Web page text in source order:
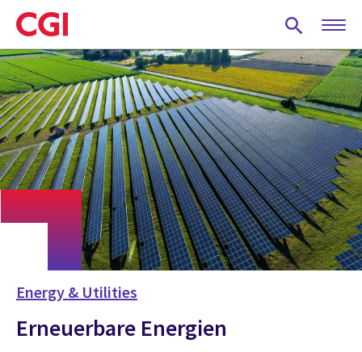
Skip
to
main
content
Energy & Utilities
Erneuerbare Energien